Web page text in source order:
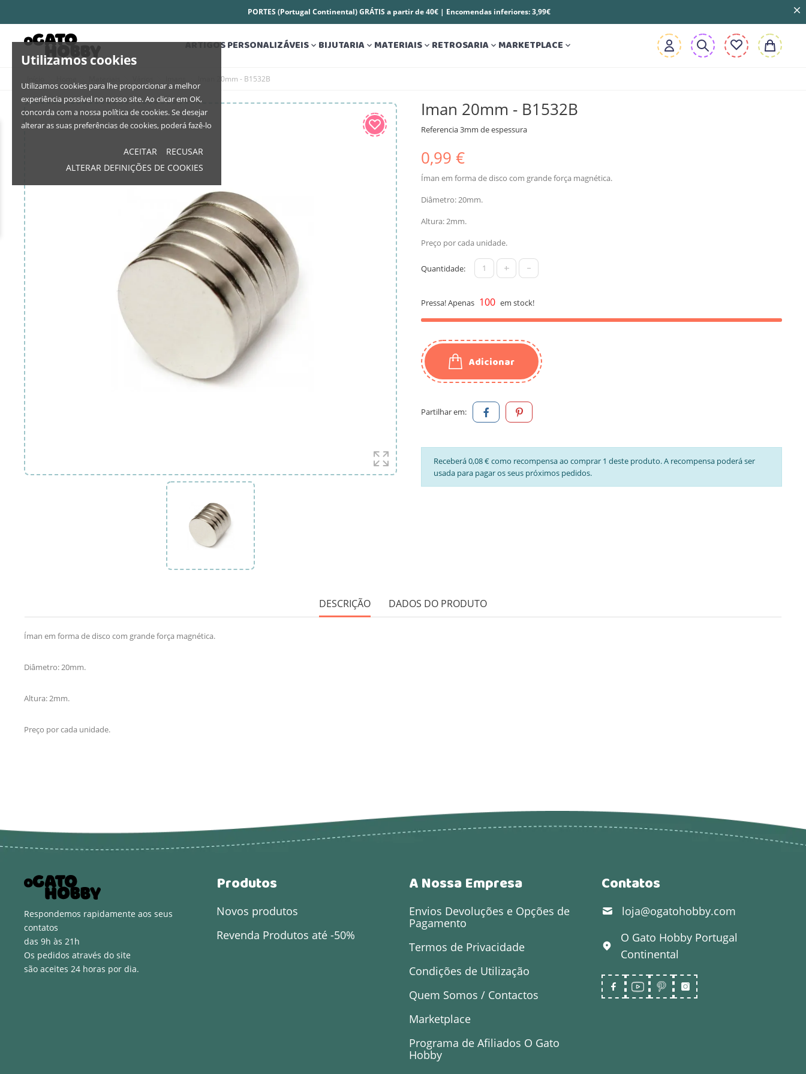
Utilizamos cookies
Utilizamos cookies para lhe proporcionar a melhor
experiência possível no nosso site. Ao clicar em OK,
concorda com a nossa política de cookies. Se desejar
alterar as suas preferências de cookies, poderá fazê-lo
ACEITAR
RECUSAR
ALTERAR DEFINIÇÕES DE COOKIES
PORTES (Portugal Continental) GRÁTIS a partir de 40€ | Encomendas inferiores: 3,99€
ARTIGOS PERSONALIZÁVEIS BIJUTARIA MATERIAIS RETROSARIA MARKETPLACE 
Iman 20mm - B1532B
Iman 20mm - B1532B
Referencia3mm de espessura
0,99 €
Íman em forma de disco com grande força magnética.
Diâmetro: 20mm.
Altura: 2mm.
Preço por cada unidade.
Quantidade: + -
Pressa! Apenas 100 em stock!
Adicionar
Partilhar em:
Receberá 0,08 € como recompensa ao comprar 1 deste produto. A recompensa poderá ser
usada para pagar os seus próximos pedidos.
DESCRIÇÃO DADOS DO PRODUTO
Íman em forma de disco com grande força magnética.
Diâmetro: 20mm.
Altura: 2mm.
Preço por cada unidade.
Respondemos rapidamente aos seus
contatos
das 9h às 21h
Os pedidos através do site
são aceites 24 horas por dia.
Produtos
Novos produtos
Revenda Produtos até -50%
A Nossa Empresa
Envios Devoluções e Opções de
Pagamento
Termos de Privacidade
Condições de Utilização
Quem Somos / Contactos
Marketplace
Programa de Afiliados O Gato
Hobby
Contatos
loja@ogatohobby.com
O Gato Hobby Portugal
Continental